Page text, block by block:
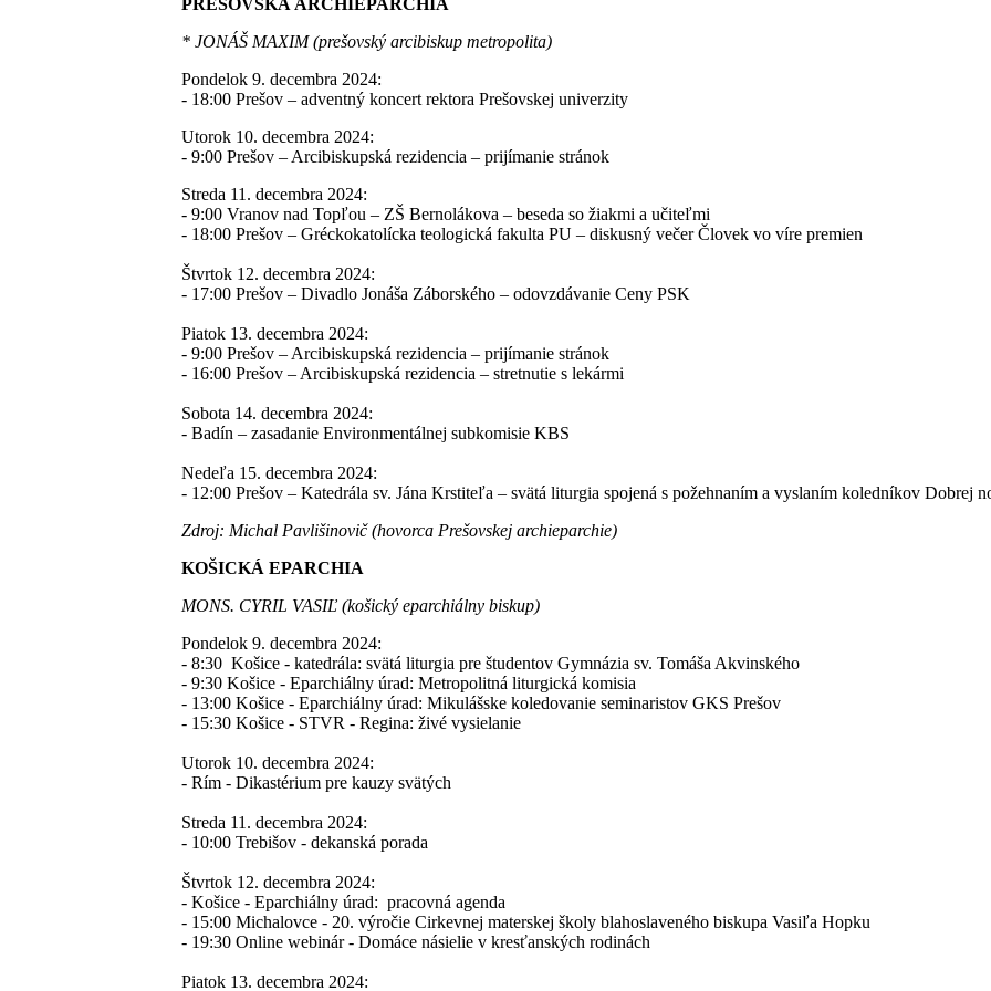
PREŠOVSKÁ ARCHIEPARCHIA
* JONÁŠ MAXIM (prešovský arcibiskup metropolita)
Pondelok 9. decembra 2024:
- 18:00 Prešov – adventný koncert rektora Prešovskej univerzity
Utorok 10. decembra 2024:
- 9:00 Prešov – Arcibiskupská rezidencia – prijímanie stránok
Streda 11. decembra 2024:
- 9:00 Vranov nad Topľou – ZŠ Bernolákova – beseda so žiakmi a učiteľmi
- 18:00 Prešov – Gréckokatolícka teologická fakulta PU – diskusný večer Človek vo víre premien
Štvrtok 12. decembra 2024:
- 17:00 Prešov – Divadlo Jonáša Záborského – odovzdávanie Ceny PSK
Piatok 13. decembra 2024:
- 9:00 Prešov – Arcibiskupská rezidencia – prijímanie stránok
- 16:00 Prešov – Arcibiskupská rezidencia – stretnutie s lekármi
Sobota 14. decembra 2024:
- Badín – zasadanie Environmentálnej subkomisie KBS
Nedeľa 15. decembra 2024:
- 12:00 Prešov – Katedrála sv. Jána Krstiteľa – svätá liturgia spojená s požehnaním a vyslaním koledníkov Dobrej
Zdroj: Michal Pavlišinovič (hovorca Prešovskej archieparchie)
KOŠICKÁ EPARCHIA
MONS. CYRIL VASIĽ (košický eparchiálny biskup)
Pondelok 9. decembra 2024:
- 8:30 Košice - katedrála: svätá liturgia pre študentov Gymnázia sv. Tomáša Akvinského
- 9:30 Košice - Eparchiálny úrad: Metropolitná liturgická komisia
- 13:00 Košice - Eparchiálny úrad: Mikulášske koledovanie seminaristov GKS Prešov
- 15:30 Košice - STVR - Regina: živé vysielanie
Utorok 10. decembra 2024:
- Rím - Dikastérium pre kauzy svätých
Streda 11. decembra 2024:
- 10:00 Trebišov - dekanská porada
Štvrtok 12. decembra 2024:
- Košice - Eparchiálny úrad: pracovná agenda
- 15:00 Michalovce - 20. výročie Cirkevnej materskej školy blahoslaveného biskupa Vasiľa Hopku
- 19:30 Online webinár - Domáce násielie v kresťanských rodinách
Piatok 13. decembra 2024: